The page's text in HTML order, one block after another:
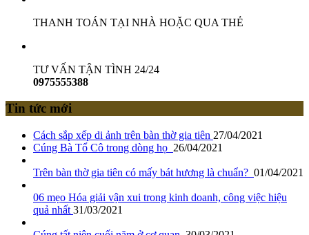
THANH TOÁN TẠI NHÀ HOẶC QUA THẺ
TƯ VẤN TẬN TÌNH 24/24
0975555388
Tin tức mới
Cách sắp xếp di ảnh trên bàn thờ gia tiên 27/04/2021
Cúng Bà Tổ Cô trong dòng họ 26/04/2021
Trên bàn thờ gia tiên có mấy bát hương là chuẩn? 01/04/2021
06 mẹo Hóa giải vận xui trong kinh doanh, công việc hiệu
quả nhất 31/03/2021